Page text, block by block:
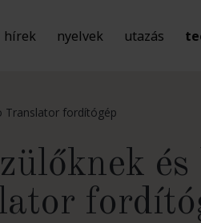
hírek nyelvek utazás
Translator fordítógép